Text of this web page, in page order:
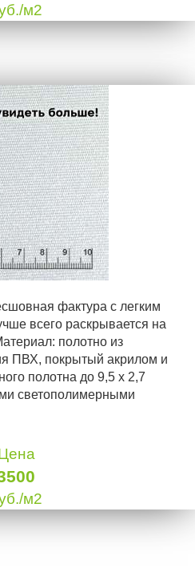
м2
фактура с легким
всего раскрывается на
полотно из
ПВХ, покрытый акрилом и
полотна до 9,5 х 2,7
светополимерными
м2